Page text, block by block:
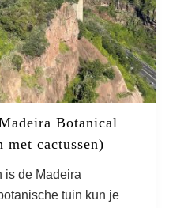
Botanical
met cactussen)
is de Madeira
tuin kun je